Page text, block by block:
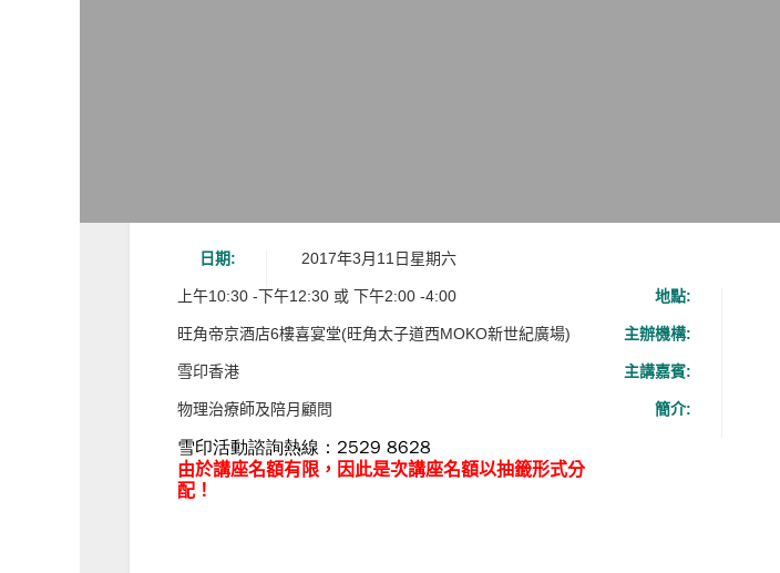
日期: 2017年3月11日星期六
上午10:30 -下午12:30 或 下午2:00 -4:00 地點:
旺角帝京酒店6樓喜宴堂(旺角太子道西MOKO新世紀廣場) 主辦機構:
雪印香港 主講嘉賓:
物理治療師及陪月顧問 簡介:
雪印活動諮詢熱線：2529 8628
由於講座名額有限，因此是次講座名額以抽籤形式分
配！